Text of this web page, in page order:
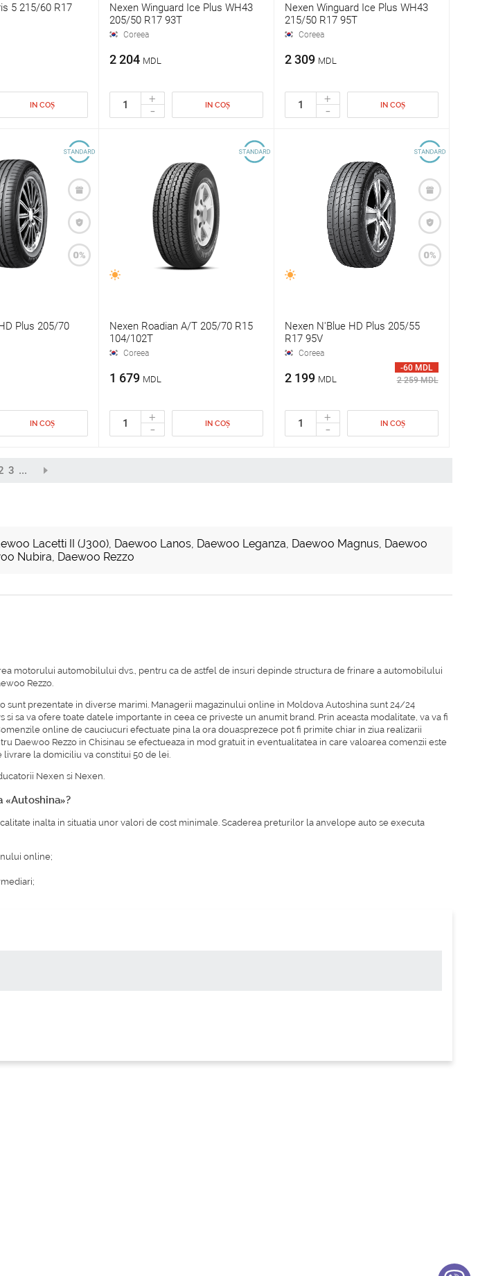
5 215/60 R17
IN COȘ
Nexen Winguard Ice Plus WH43
205/50 R17 93T
Coreea
2 204 MDL
+
- IN COȘ
Nexen Winguard Ice Plus WH43
215/50 R17 95T
Coreea
2 309 MDL
+
- IN COȘ
Plus 205/70
IN COȘ
Nexen Roadian A/T 205/70 R15
104/102T
Coreea
1 679 MDL
+
- IN COȘ
Nexen N'Blue HD Plus 205/55
R17 95V
Coreea
2 199 MDL
-60 MDL
2 259 MDL
+
- IN COȘ
3 ...
Lacetti II (J300), Daewoo Lanos, Daewoo Leganza, Daewoo Magnus, Daewoo
Nubira, Daewoo Rezzo
motorului automobilului dvs., pentru ca de astfel de insuri depinde structura de frinare a automobilului
Rezzo.
prezentate in diverse marimi. Managerii magazinului online in Moldova Autoshina sunt 24/24
va ofere toate datele importante in ceea ce priveste un anumit brand. Prin aceasta modalitate, va va fi
online de cauciucuri efectuate pina la ora douasprezece pot fi primite chiar in ziua realizarii
Daewoo Rezzo in Chisinau se efectueaza in mod gratuit in eventualitatea in care valoarea comenzii este
livrare la domiciliu va constitui 50 de lei.
Nexen si Nexen.
«Autoshina»?
inalta in situatia unor valori de cost minimale. Scaderea preturilor la anvelope auto se executa
online;